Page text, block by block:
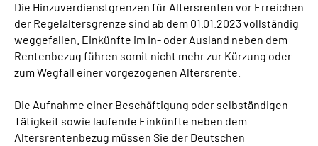
Online-Services
Die DRV Knappschaft-Bahn-See in Deutscher
Gebärdensprache
Leichte Sprache
Die Hinzuverdienstgrenzen für Altersrenten vor Erreichen
der Regelaltersgrenze sind ab dem 01.01.2023 vollständig
weggefallen. Einkünfte im In- oder Ausland neben dem
Rentenbezug führen somit nicht mehr zur Kürzung oder
zum Wegfall einer vorgezogenen Altersrente.
Die Aufnahme einer Beschäftigung oder selbständigen
Tätigkeit sowie laufende Einkünfte neben dem
Altersrentenbezug müssen Sie der Deutschen